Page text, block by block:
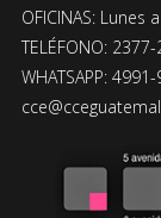
OFICINAS: Lunes
TELÉFONO:
WHATSAPP: